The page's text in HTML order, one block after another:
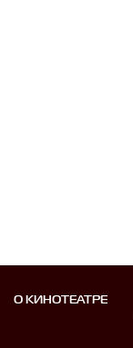
О КИНОТЕАТРЕ